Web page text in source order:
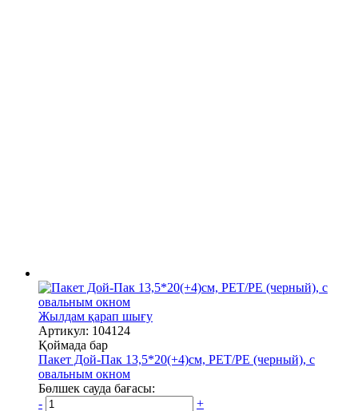
Жылдам қарап шығу
Артикул: 104124
Қоймада бар
Пакет Дой-Пак 13,5*20(+4)см, PET/PE (черный), с
овальным окном
Бөлшек сауда бағасы:
-
+